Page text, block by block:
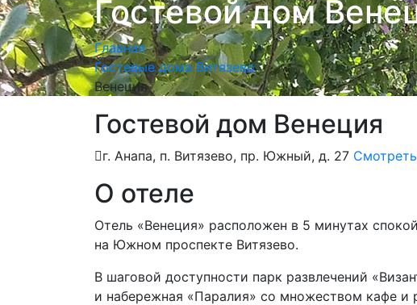
Гостевой дом
Главная
Гостевые дома Витязево
Венеция
Гостевой дом Венеция
г. Анапа, п. Витязево, пр. Южный, д. 27
О отеле
Отель «Венеция» расположен в 5 минутах
на Южном проспекте Витязево.
В шаговой доступности парк развлечений
и набережная «Паралия» со множеством кафе и